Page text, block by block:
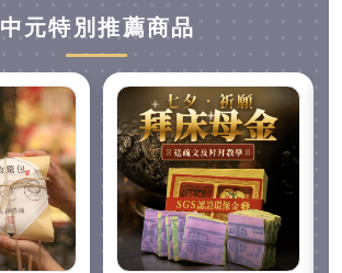
中元特別推薦商品